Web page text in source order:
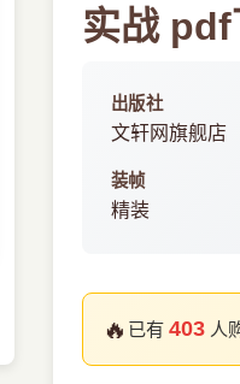
实战 pdf
出版社
文轩网旗舰店
装帧
精装
🔥 已有 403人